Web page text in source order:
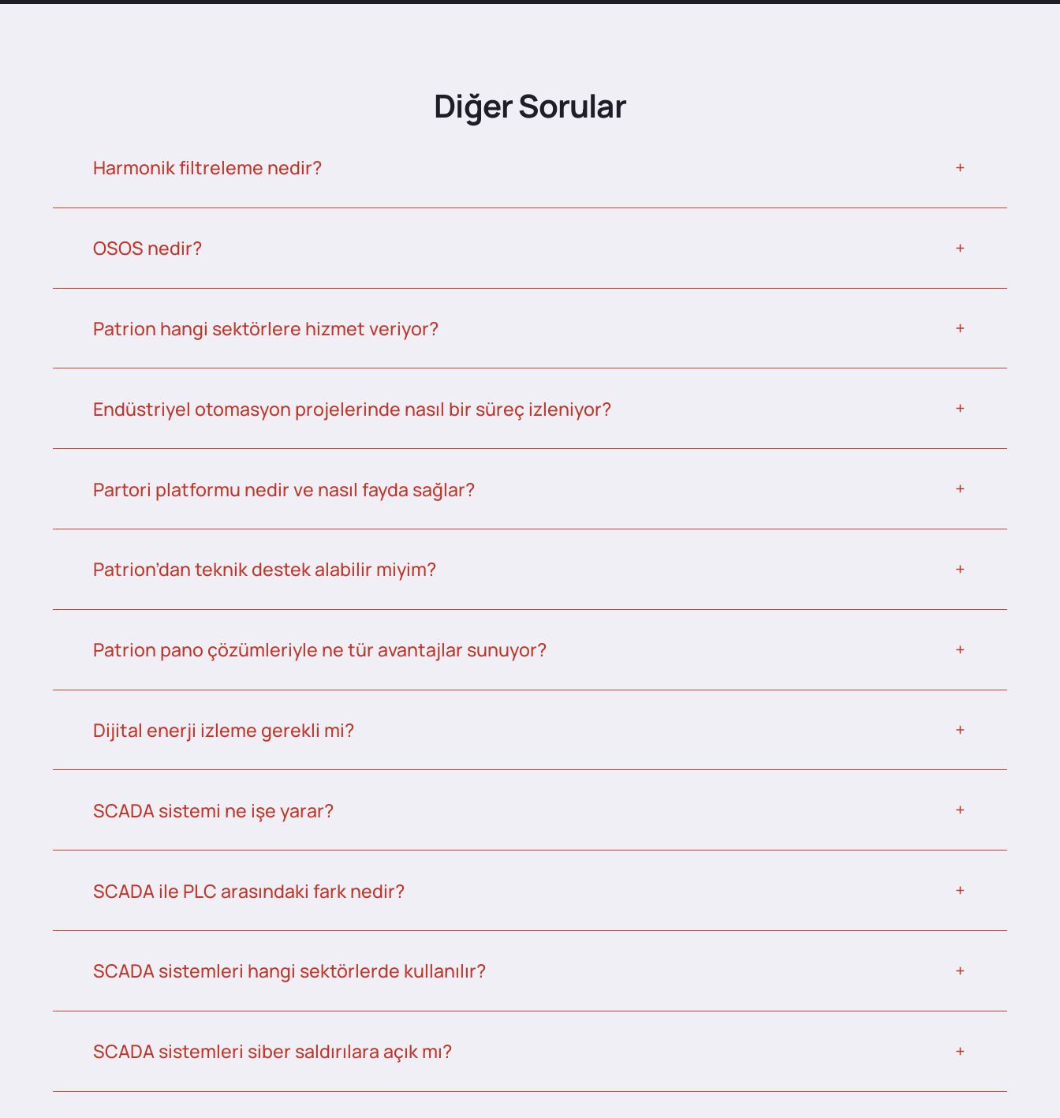
Diğer Sorular
Harmonik filtreleme nedir?
OSOS nedir?
Patrion hangi sektörlere hizmet veriyor?
Endüstriyel otomasyon projelerinde nasıl bir süreç izleniyor?
Partori platformu nedir ve nasıl fayda sağlar?
Patrion’dan teknik destek alabilir miyim?
Patrion pano çözümleriyle ne tür avantajlar sunuyor?
Dijital enerji izleme gerekli mi?
SCADA sistemi ne işe yarar?
SCADA ile PLC arasındaki fark nedir?
SCADA sistemleri hangi sektörlerde kullanılır?
SCADA sistemleri siber saldırılara açık mı?